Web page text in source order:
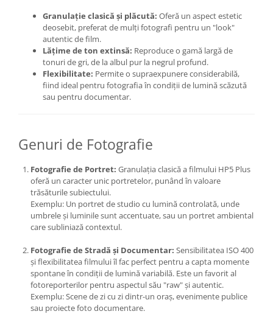
Granulație clasică și plăcută: Oferă un aspect estetic
deosebit, preferat de mulți fotografi pentru un "look"
autentic de film.
Lățime de ton extinsă: Reproduce o gamă largă de
tonuri de gri, de la albul pur la negrul profund.
Flexibilitate: Permite o supraexpunere considerabilă,
fiind ideal pentru fotografia în condiții de lumină scăzută
sau pentru documentar.
Genuri de Fotografie
Fotografie de Portret: Granulația clasică a filmului HP5 Plus
oferă un caracter unic portretelor, punând în valoare
trăsăturile subiectului.
Exemplu: Un portret de studio cu lumină controlată, unde
umbrele și luminile sunt accentuate, sau un portret ambiental
care subliniază contextul.
Fotografie de Stradă și Documentar: Sensibilitatea ISO 400
și flexibilitatea filmului îl fac perfect pentru a capta momente
spontane în condiții de lumină variabilă. Este un favorit al
fotoreporterilor pentru aspectul său "raw" și autentic.
Exemplu: Scene de zi cu zi dintr-un oraș, evenimente publice
sau proiecte foto documentare.